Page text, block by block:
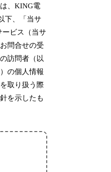
、KING電
下、「当サ
ービス（当サ
問合せの受
訪問者（以
の個人情報
取り扱う際
を示したも